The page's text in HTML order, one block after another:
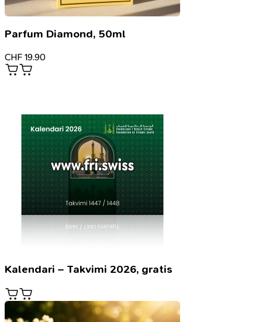
Parfum Diamond, 50ml
CHF 19.90
Kalendari – Takvimi 2026, gratis